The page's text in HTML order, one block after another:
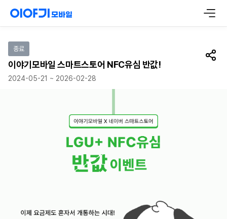
종료
이야기모바일 스마트스토어 NFC유심 반값! 공유
2024-05-21 ~ 2026-02-28